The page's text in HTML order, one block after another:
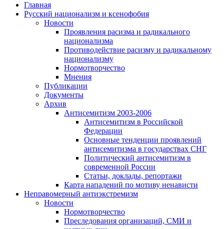
Главная
Русский национализм и ксенофобия
Новости
Проявления расизма и радикального
национализма
Противодействие расизму и радикальному
национализму
Нормотворчество
Мнения
Публикации
Документы
Архив
Антисемитизм 2003-2006
Антисемитизм в Российской
Федерации
Основные тенденции проявлений
антисемитизма в государствах СНГ
Политический антисемитизм в
современной России
Статьи, доклады, репортажи
Карта нападений по мотиву ненависти
Неправомерный антиэкстремизм
Новости
Нормотворчество
Преследования организаций, СМИ и